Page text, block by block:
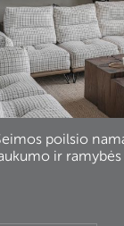
poilsio
ir